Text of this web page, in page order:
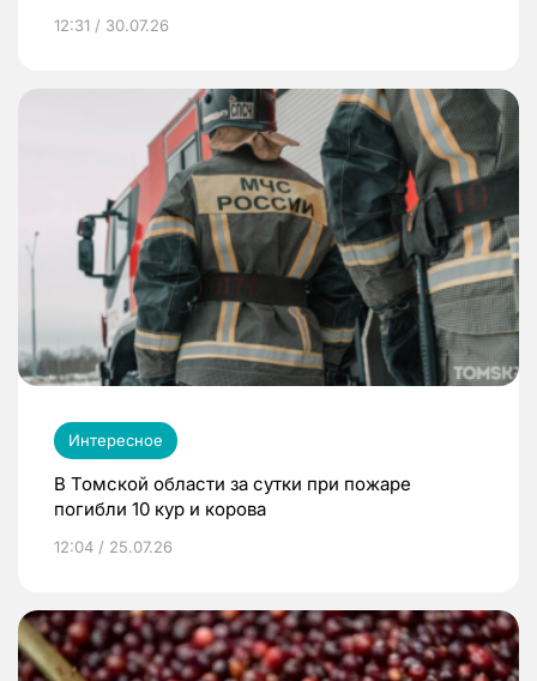
12:31 / 30.07.26
Интересное
В Томской области за сутки при пожаре
погибли 10 кур и корова
12:04 / 25.07.26